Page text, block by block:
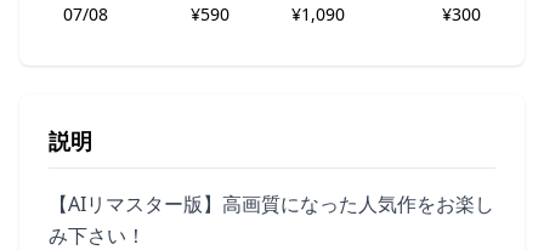
07/08
¥590 ¥1,090 ¥300
説明
【AIリマスター版】高画質になった人気作をお楽し
み下さい！